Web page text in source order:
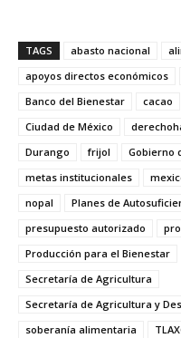
TAGS abasto nacional
apoyos directos económicos
Banco del Bienestar
cacao
Ciudad de México
Durango
frijol Gobierno
metas institucionales
nopal
Planes de
presupuesto autorizado
Producción para el Bienestar
Secretaría de Agricultura
Secretaría de Agricultura y
soberanía alimentaria